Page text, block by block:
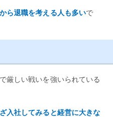
ら退職を考える人も多いで
厳しい戦いを強いられている
入社してみると経営に大きな